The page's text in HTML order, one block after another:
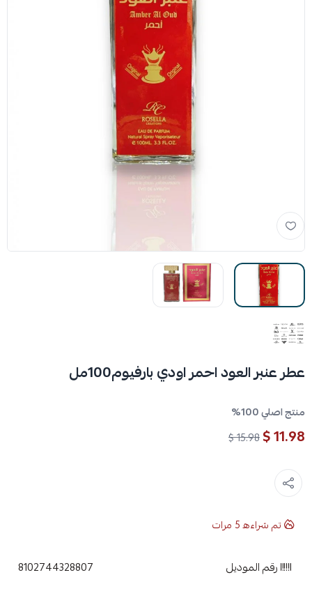
عطر عنبر العود احمر اودي بارفيوم100مل
منتج اصلي 100%
11.98 $
15.98 $
تم شراءه5 مرات
رقم الموديل 8102744328807